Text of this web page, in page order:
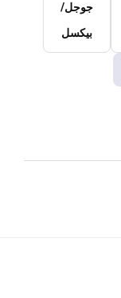
جوجل/
بيكسل